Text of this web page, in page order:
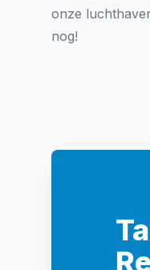
onze
nog!